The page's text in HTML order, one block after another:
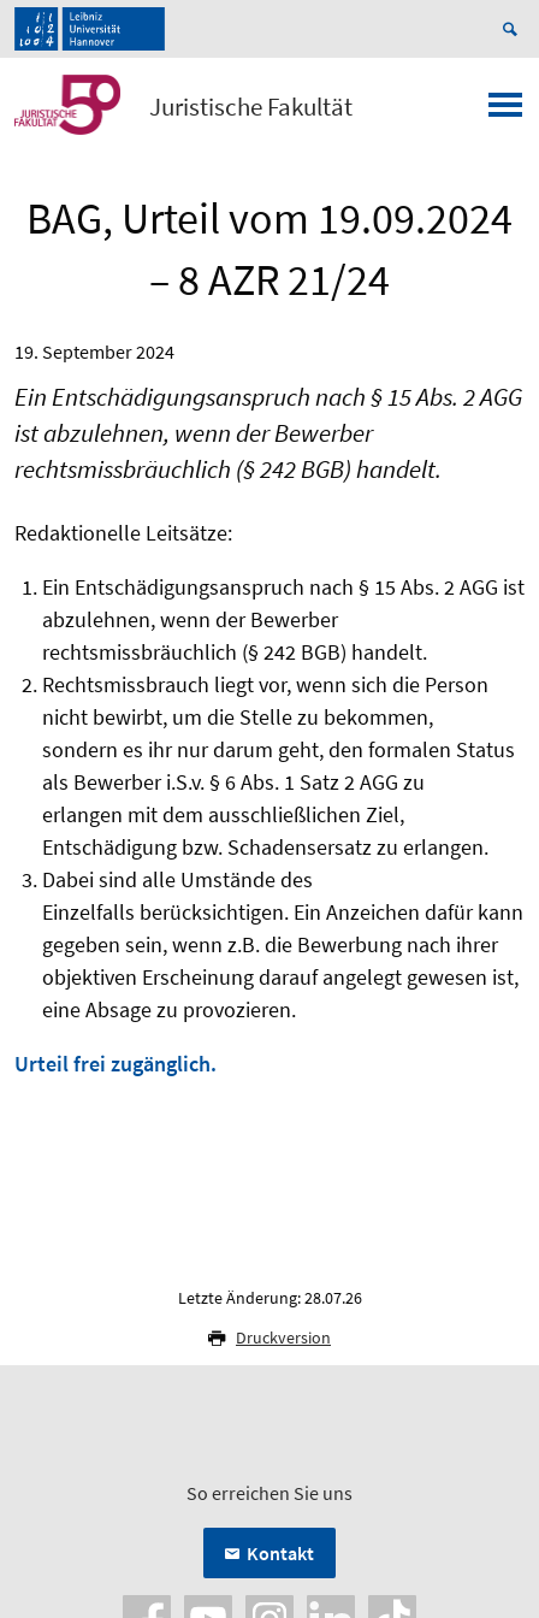
Juristische Fakultät
BAG, Urteil vom 19.09.2024
– 8 AZR 21/24
19. September 2024
Ein Entschädigungsanspruch nach § 15 Abs. 2 AGG
ist abzulehnen, wenn der Bewerber
rechtsmissbräuchlich (§ 242 BGB) handelt.
Redaktionelle Leitsätze:
Ein Entschädigungsanspruch nach § 15 Abs. 2 AGG ist
abzulehnen, wenn der Bewerber
rechtsmissbräuchlich (§ 242 BGB) handelt.
Rechtsmissbrauch liegt vor, wenn sich die Person
nicht bewirbt, um die Stelle zu bekommen,
sondern es ihr nur darum geht, den formalen Status
als Bewerber i.S.v. § 6 Abs. 1 Satz 2 AGG zu
erlangen mit dem ausschließlichen Ziel,
Entschädigung bzw. Schadensersatz zu erlangen.
Dabei sind alle Umstände des
Einzelfalls berücksichtigen. Ein Anzeichen dafür kann
gegeben sein, wenn z.B. die Bewerbung nach ihrer
objektiven Erscheinung darauf angelegt gewesen ist,
eine Absage zu provozieren.
Urteil frei zugänglich.
Letzte Änderung: 28.07.26
Druckversion
So erreichen Sie uns
Kontakt